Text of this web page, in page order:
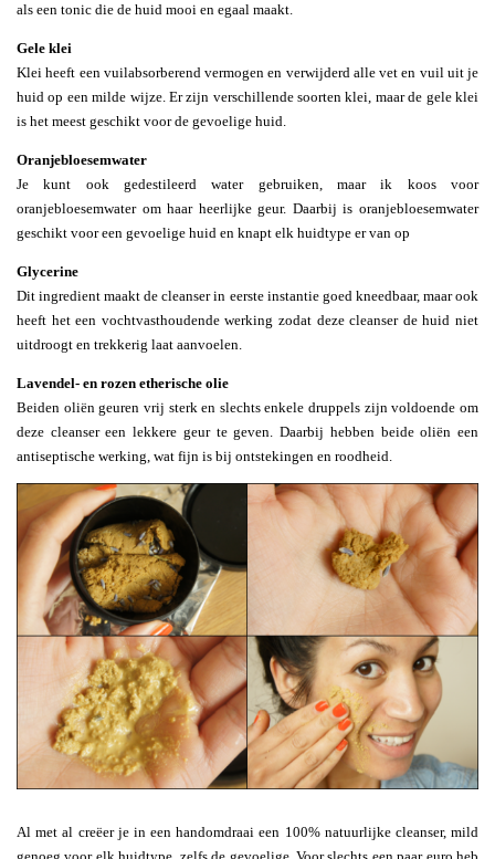
als een tonic die de huid mooi en egaal maakt.
Gele klei
Klei heeft een vuilabsorberend vermogen en verwijderd alle vet en vuil uit je
huid op een milde wijze. Er zijn verschillende soorten klei, maar de gele klei
is het meest geschikt voor de gevoelige huid.
Oranjebloesemwater
Je kunt ook gedestileerd water gebruiken, maar ik koos voor
oranjebloesemwater om haar heerlijke geur. Daarbij is oranjebloesemwater
geschikt voor een gevoelige huid en knapt elk huidtype er van op
Glycerine
Dit ingredient maakt de cleanser in eerste instantie goed kneedbaar, maar ook
heeft het een vochtvasthoudende werking zodat deze cleanser de huid niet
uitdroogt en trekkerig laat aanvoelen.
Lavendel- en rozen etherische olie
Beiden oliën geuren vrij sterk en slechts enkele druppels zijn voldoende om
deze cleanser een lekkere geur te geven. Daarbij hebben beide oliën een
antiseptische werking, wat fijn is bij ontstekingen en roodheid.
Al met al creëer je in een handomdraai een 100% natuurlijke cleanser, mild